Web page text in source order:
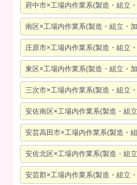
府中市×工場内作業系(製造・組立
南区×工場内作業系(製造・組立・
庄原市×工場内作業系(製造・組立
東区×工場内作業系(製造・組立・
三次市×工場内作業系(製造・組立
安佐南区×工場内作業系(製造・組
安芸高田市×工場内作業系(製造・
安佐北区×工場内作業系(製造・組
安芸郡×工場内作業系(製造・組立